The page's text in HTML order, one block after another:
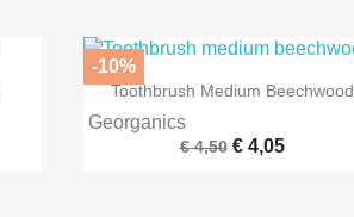
 Snel bekijken
Toothbrush Medium Beechwood
Georganics
€ 4,50 € 4,05
-10%